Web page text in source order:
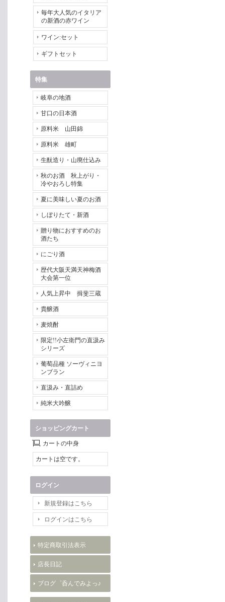
毎年大人気のイタリア
の新酒の赤ワイン
ワイン:セット
ギフトセット
特集
岐阜の地酒
甘口の日本酒
原料米 山田錦
原料米 雄町
生酛造り・山廃仕込み
秋のお酒 秋上がり・
冷やおろし特集
夏に美味しい夏のお酒
しぼりたて・新酒
贈り物におすすめのお
酒たち
にごり酒
歴代大阪天満天神梅酒
大会第一位
人気上昇中 揖斐三蔵
貴醸酒
麦焼酎
限定!!小左衛門の直汲み
シリーズ
葡萄品種 ソーヴィニヨ
ンブラン
直汲み・直詰め
純米大吟醸
ショッピングカート
カートの中身
カートは空です。
ログイン
新規登録はこちら
ログインはこちら
特定商取引法表示
店長日記
ブログ゜呑んでみよっ♪